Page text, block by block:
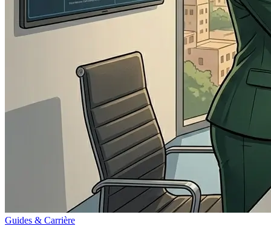
Guides & Carrière